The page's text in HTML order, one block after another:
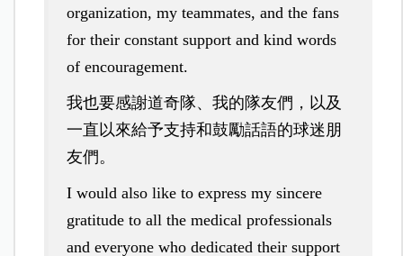
organization, my teammates, and the fans
for their constant support and kind words
of encouragement.
我也要感謝道奇隊、我的隊友們，以及
一直以來給予支持和鼓勵話語的球迷朋
友們。
I would also like to express my sincere
gratitude to all the medical professionals
and everyone who dedicated their support